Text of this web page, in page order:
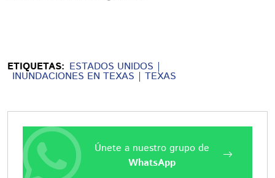
ETIQUETAS: ESTADOS UNIDOS
INUNDACIONES EN TEXAS TEXAS
Únete a nuestro grupo de
WhatsApp